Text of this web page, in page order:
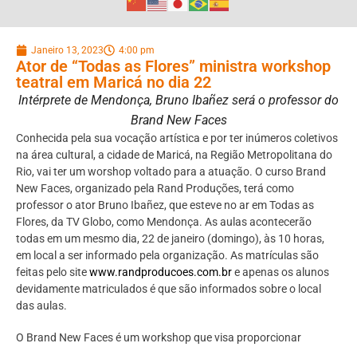
Janeiro 13, 2023 4:00 pm
Ator de “Todas as Flores” ministra workshop
teatral em Maricá no dia 22
Intérprete de Mendonça, Bruno Ibañez será o professor do
Brand New Faces
Conhecida pela sua vocação artística e por ter inúmeros coletivos
na área cultural, a cidade de Maricá, na Região Metropolitana do
Rio, vai ter um worshop voltado para a atuação. O curso Brand
New Faces, organizado pela Rand Produções, terá como
professor o ator Bruno Ibañez, que esteve no ar em Todas as
Flores, da TV Globo, como Mendonça. As aulas acontecerão
todas em um mesmo dia, 22 de janeiro (domingo), às 10 horas,
em local a ser informado pela organização. As matrículas são
feitas pelo sitewww.randproducoes.com.bre apenas os alunos
devidamente matriculados é que são informados sobre o local
das aulas.
O Brand New Faces é um workshop que visa proporcionar